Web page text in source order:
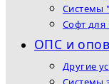
Системы
Софт для
ОПС и
Другие